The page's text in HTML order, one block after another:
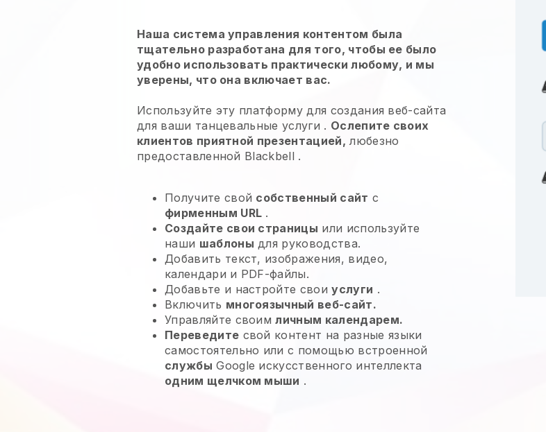
Наша система управления контентом была
тщательно разработана для того, чтобы ее было
удобно использовать практически любому, и мы
уверены, что она включает вас.
Используйте эту платформу для создания веб-сайта
для ваши танцевальные услуги . Ослепите своих
клиентов приятной презентацией, любезно
предоставленной Blackbell .
Получите свой собственный сайт с
фирменным URL .
Создайте свои страницы или используйте
наши шаблоны для руководства.
Добавить текст, изображения, видео,
календари и PDF-файлы.
Добавьте и настройте своиуслуги .
Включить многоязычный веб-сайт.
Управляйте своимличным календарем.
Переведите свой контент на разные языки
самостоятельно или с помощью встроенной
службы Google искусственного интеллекта
одним щелчком мыши .